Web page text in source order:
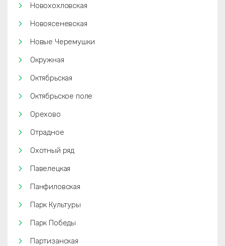
Новохохловская
Новоясеневская
Новые Черемушки
Окружная
Октябрьская
Октябрьское поле
Орехово
Отрадное
Охотный ряд
Павелецкая
Панфиловская
Парк Культуры
Парк Победы
Партизанская